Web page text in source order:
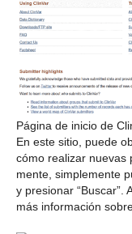
Página de inicio de
En este sitio, puede
cómo realizar nuevas
mente, simplemente
y presionar “Buscar”.
más información